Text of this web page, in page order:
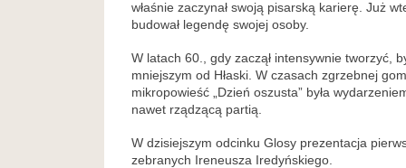
właśnie zaczynał swoją pisarską karierę. Już
budował legendę swojej osoby.
W latach 60., gdy zaczął intensywnie tworzyć,
mniejszym od Hłaski. W czasach zgrzebnej
mikropowieść „Dzień oszusta” była
nawet rządzącą partią.
W dzisiejszym odcinku Glosy prezentacja
zebranych Ireneusza Iredyńskiego.